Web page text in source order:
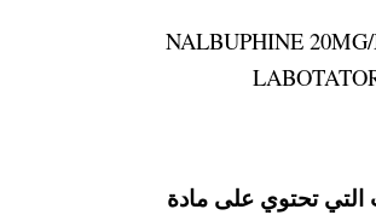
NALBUPHINE
تحتوي على مادة